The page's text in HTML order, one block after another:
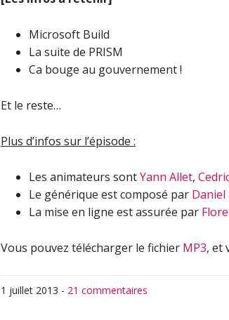
Microsoft Build
La suite de PRISM
Ca bouge au gouvernement !
Et le reste…
Plus d’infos sur l’épisode :
Les animateurs sontYann Allet,
Le générique est composé par Daniel
La mise en ligne est assurée par
Vous pouvez télécharger le fichier MP3, et
1 juillet 2013 - 21 commentaires